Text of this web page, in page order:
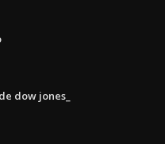
dow jones_